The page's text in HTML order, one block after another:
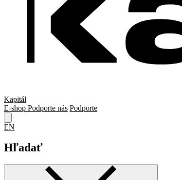
Kapitál
E-shop Podporte nás Podporte
EN
Hľadať